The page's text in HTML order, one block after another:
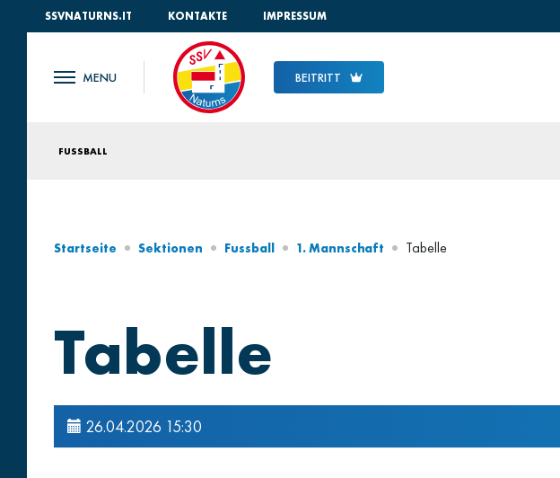
SSVNATURNS.IT KONTAKTE IMPRESSUM
BEITRITT
FUSSBALL
Startseite Sektionen Fussball 1. Mannschaft Tabelle
Tabelle
26.04.2026 15:30